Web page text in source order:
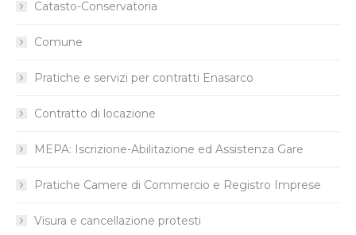
Catasto-Conservatoria
Comune
Pratiche e servizi per contratti Enasarco
Contratto di locazione
MEPA: Iscrizione-Abilitazione ed Assistenza Gare
Pratiche Camere di Commercio e Registro Imprese
Visura e cancellazione protesti